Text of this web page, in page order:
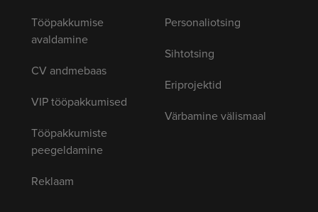
Tööpakkumise
avaldamine
CV andmebaas
VIP tööpakkumised
Tööpakkumiste
peegeldamine
Reklaam
Personaliotsing
Sihtotsing
Eriprojektid
Värbamine välismaal